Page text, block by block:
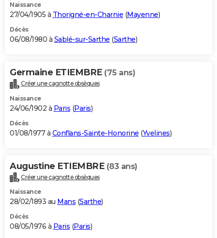
Naissance
27/04/1905 à Thorigné-en-Charnie (Mayenne)
Décès
06/08/1980 à Sablé-sur-Sarthe (Sarthe)
Germaine ETIEMBRE (75 ans)
Créer une cagnotte obsèques
Naissance
24/06/1902 à Paris (Paris)
Décès
01/08/1977 à Conflans-Sainte-Honorine (Yvelines)
Augustine ETIEMBRE (83 ans)
Créer une cagnotte obsèques
Naissance
28/02/1893 au Mans (Sarthe)
Décès
08/05/1976 à Paris (Paris)